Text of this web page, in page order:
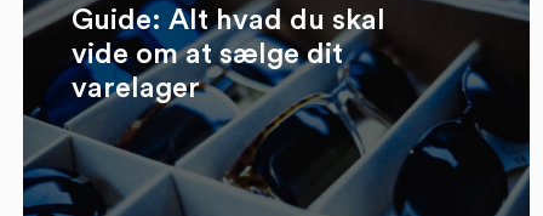
Guide: Alt hvad du skal
vide om at sælge dit
varelager